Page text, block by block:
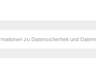
zu Datensicherheit und